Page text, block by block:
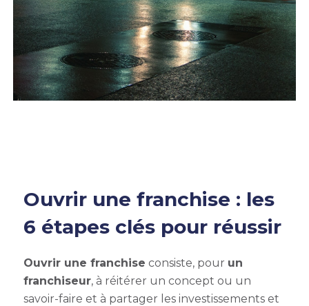
Ouvrir une franchise : les
6 étapes clés pour réussir
Ouvrir une franchise consiste, pour un
franchiseur,à réitérer un concept ou un
savoir-faire et à partager les investissements et